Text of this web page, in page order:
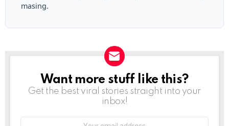
masing.
NEWSLETTER
Want more stuff like this?
Get the best viral stories straight into your
inbox!